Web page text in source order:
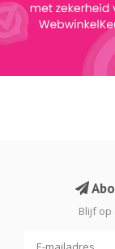
Blijf